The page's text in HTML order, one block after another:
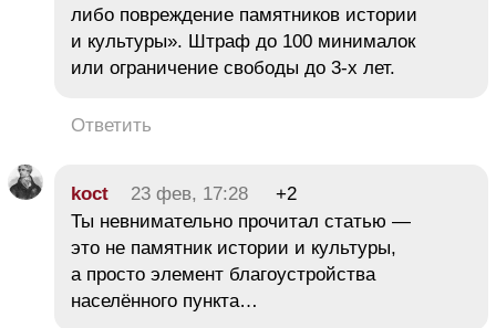
либо повреждение памятников истории
и культуры». Штраф до 100 минималок
или ограничение свободы до 3-х лет.
Ответить
koct 23 фев, 17:28
+2
Ты невнимательно прочитал статью —
это не памятник истории и культуры,
а просто элемент благоустройства
населённого пункта…